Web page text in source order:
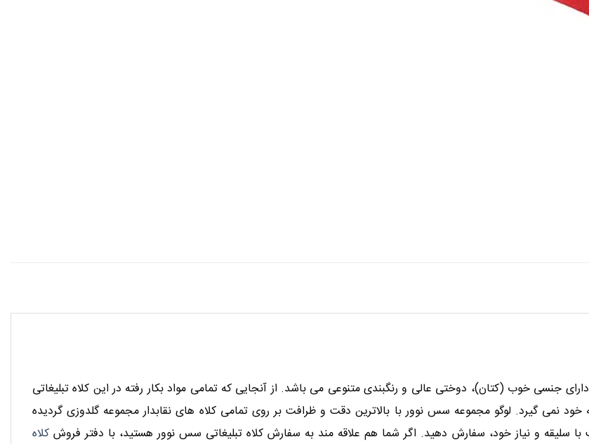
جنسی خوب (کتان)، دوختی عالی و رنگبندی متنوعی می باشد. از آنجایی که تمامی مواد بکار رفته در این کلاه تبلیغاتی
نمی گیرد. لوگو مجموعه سس نوور با بالاترین دقت و ظرافت بر روی تمامی کلاه های نقابدار مجموعه گلدوزی گردیده
سلیقه و نیاز خود، سفارش دهید. اگر شما هم علاقه مند به سفارش کلاه تبلیغاتی سس نوور هستید، با دفتر فروش کلاه